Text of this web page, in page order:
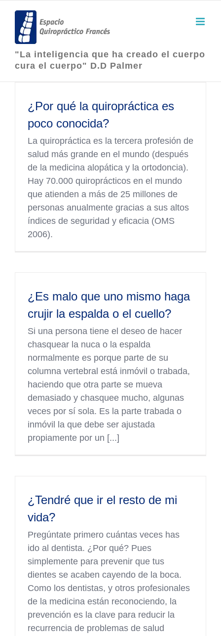
content
"La inteligencia que ha creado el cuerpo
cura el cuerpo" D.D Palmer
¿Por qué la quiropráctica es
poco conocida?
La quiropráctica es la tercera profesión de
salud más grande en el mundo (después
de la medicina alopática y la ortodoncia).
Hay 70.000 quiroprácticos en el mundo
que atienden a más de 25 millones de
personas anualmente gracias a sus altos
índices de seguridad y eficacia (OMS
2006).
¿Es malo que uno mismo haga
crujir la espalda o el cuello?
Si una persona tiene el deseo de hacer
chasquear la nuca o la espalda
normalmente es porque parte de su
columna vertebral está inmóvil o trabada,
haciendo que otra parte se mueva
demasiado y chasquee mucho, algunas
veces por sí sola. Es la parte trabada o
inmóvil la que debe ser ajustada
propiamente por un [...]
¿Tendré que ir el resto de mi
vida?
Pregúntate primero cuántas veces has
ido al dentista. ¿Por qué? Pues
simplemente para prevenir que tus
dientes se acaben cayendo de la boca.
Como los dentistas, y otros profesionales
de la medicina están reconociendo, la
prevención es la clave para reducir la
recurrencia de problemas de salud